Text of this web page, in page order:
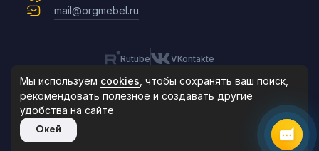
mail@orgmebel.ru
Rutube VKontakte
Продажа офисной мебели.
Все права защищены.
8 (495) 183-47-87
По будням с 09:30 до 18:30
Мы используем cookies , чтобы сохранять ваш поиск,
рекомендовать полезное и создавать другие
удобства на сайте
Окей